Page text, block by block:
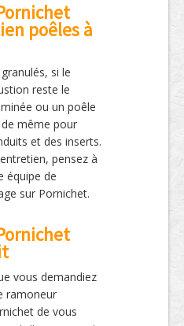
poêles à
si le
reste le
ou un poêle
même pour
et des inserts.
pensez à
équipe de
sur Pornichet.
vous demandiez
ramoneur
de vous